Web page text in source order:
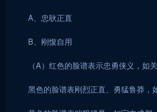
A、忠耿正直
B、刚愎自用
（A）红色的脸谱表示忠勇侠义，如
黑色的脸谱表刚烈正直、勇猛鲁莽，